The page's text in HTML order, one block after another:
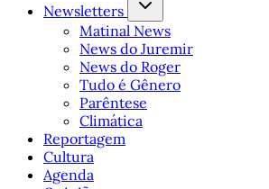
Newsletters
Matinal News
News do Juremir
News do Roger
Tudo é Gênero
Parêntese
Climática
Reportagem
Cultura
Agenda